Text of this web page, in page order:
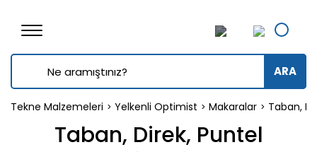
ARA
Tekne Malzemeleri Yelkenli Optimist Makaralar Taban,
Taban, Direk, Puntel